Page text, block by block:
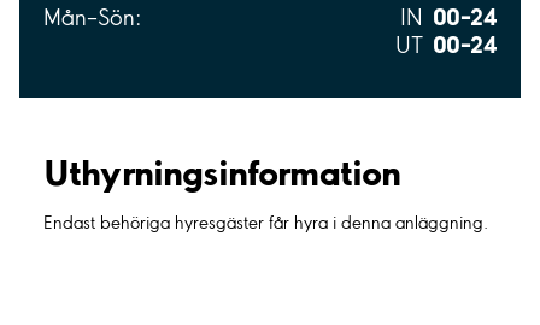
Mån–Sön: IN 00–24
UT 00–24
Uthyrnings­information
Endast behöriga hyresgäster får hyra i denna anläggning.